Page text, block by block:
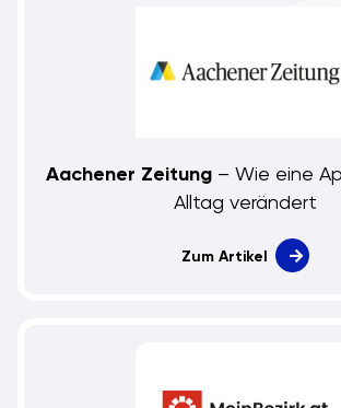
Aachener Zeitung– Wie eine
Alltag verändert
Zum Artikel